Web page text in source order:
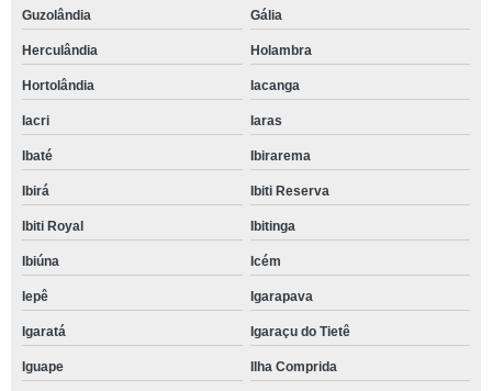
Guzolândia Gália
Herculândia Holambra
Hortolândia Iacanga
Iacri Iaras
Ibaté Ibirarema
Ibirá Ibiti Reserva
Ibiti Royal Ibitinga
Ibiúna Icém
Iepê Igarapava
Igaratá Igaraçu do Tietê
Iguape Ilha Comprida